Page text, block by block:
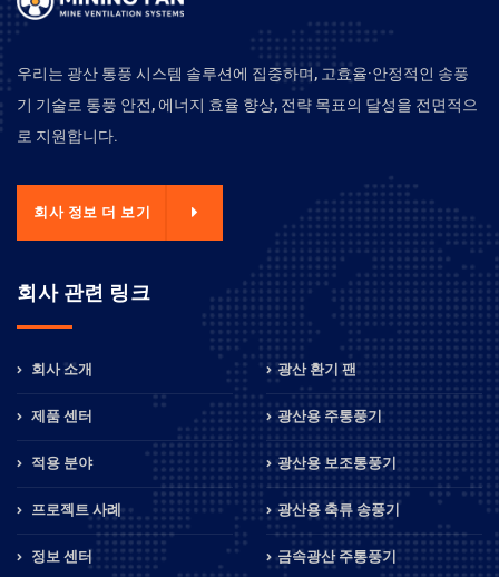
우리는 광산 통풍 시스템 솔루션에 집중하며, 고효율·안정적인 송풍
기 기술로 통풍 안전, 에너지 효율 향상, 전략 목표의 달성을 전면적으
로 지원합니다.
회사 정보 더 보기
회사 관련 링크
회사 소개
제품 센터
적용 분야
프로젝트 사례
정보 센터
광산 환기 팬
광산용 주통풍기
광산용 보조통풍기
광산용 축류 송풍기
금속광산 주통풍기